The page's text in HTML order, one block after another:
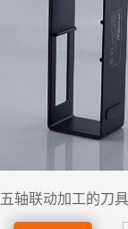
五轴联动加工的刀